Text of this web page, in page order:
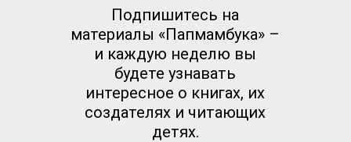
Подпишитесь на
материалы «Папмамбука» –
и каждую неделю вы
будете узнавать
интересное о книгах, их
создателях и читающих
детях.